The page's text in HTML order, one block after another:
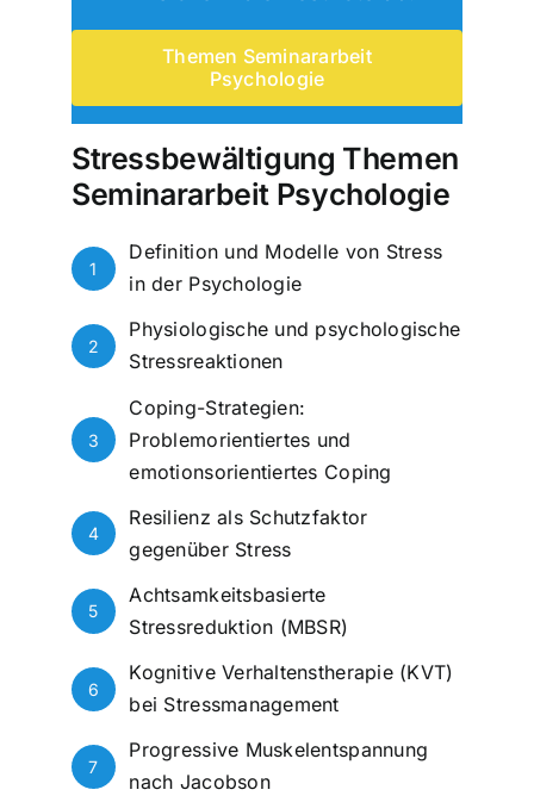
Themen Seminararbeit
Psychologie
Stressbewältigung Themen
Seminararbeit Psychologie
1
Definition und Modelle von Stress
in der Psychologie
2
Physiologische und psychologische
Stressreaktionen
3
Coping-Strategien:
Problemorientiertes und
emotionsorientiertes Coping
4
Resilienz als Schutzfaktor
gegenüber Stress
5
Achtsamkeitsbasierte
Stressreduktion (MBSR)
6
Kognitive Verhaltenstherapie (KVT)
bei Stressmanagement
7
Progressive Muskelentspannung
nach Jacobson